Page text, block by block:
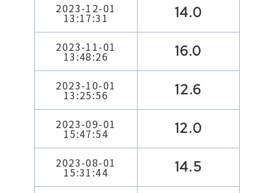
2023-12-01
13:17:31 14.0
2023-11-01
13:48:26 16.0
2023-10-01
13:25:56 12.6
2023-09-01
15:47:54 12.0
2023-08-01
15:31:44 14.5